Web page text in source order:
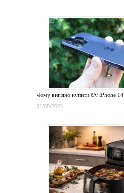
Чому вигідно купити б/у iPhone
31/05/2026